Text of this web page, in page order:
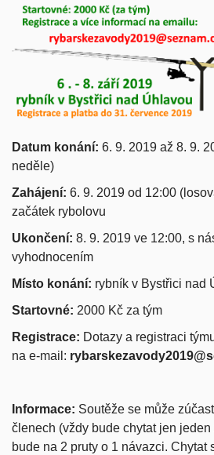
Datum konání: 6. 9. 2019 až 8. 9.
neděle)
Zahájení: 6. 9. 2019 od 12:00
začátek rybolovu
Ukončení: 8. 9. 2019 ve 12:00, s
vyhodnocením
Místo konání: rybník v Bystřici nad
Startovné: 2000 Kč za tým
Registrace: Dotazy a registraci
na e-mail:
Informace: Soutěže se může
členech (vždy bude chytat jen
bude na 2 pruty o 1 návazci. Chytat